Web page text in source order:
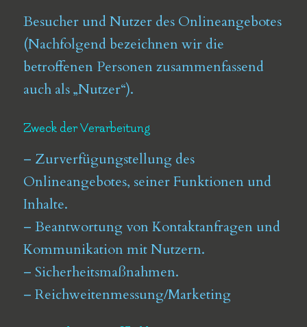
Besucher und Nutzer des Onlineangebotes
(Nachfolgend bezeichnen wir die
betroffenen Personen zusammenfassend
auch als „Nutzer“).
Zweck der Verarbeitung
– Zurverfügungstellung des
Onlineangebotes, seiner Funktionen und
Inhalte.
– Beantwortung von Kontaktanfragen und
Kommunikation mit Nutzern.
– Sicherheitsmaßnahmen.
– Reichweitenmessung/Marketing